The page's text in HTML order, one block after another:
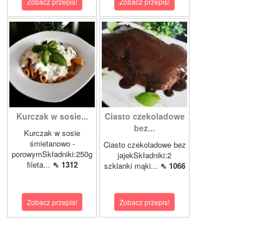
Kurczak w sosie...
Kurczak w sosie
śmietanowo -
porowymSkładniki:250g
fileta... ⇖ 1312
Zobacz przepis!
Ciasto czekoladowe
bez...
Ciasto czekoladowe bez
jajekSkładniki:2
szklanki mąki... ⇖ 1066
Zobacz przepis!